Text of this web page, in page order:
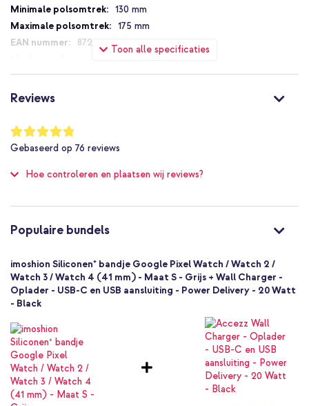
Ben jij op zoek naar een milieuvriendelijk en sportief bandje voor
jouw smartwatch? Ga dan voor het Siliconen bandje van imoshion!
Toon alle specificaties
130 mm
175 mm
8720922189868
SH00063558
Smartwatch bandje
Geen
Reviews
Waardering:
96
%
of
Gebaseerd op 76 reviews
Hoe controleren en plaatsen wij reviews?
Populaire bundels
imoshion Siliconen⁺ bandje Google Pixel Watch / Watch 2 /
Watch 3 / Watch 4 (41 mm) - Maat S - Grijs + Wall Charger -
Oplader - USB-C en USB aansluiting - Power Delivery - 20 Watt
- Black